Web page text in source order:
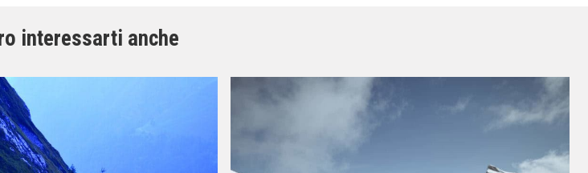
interessarti anche